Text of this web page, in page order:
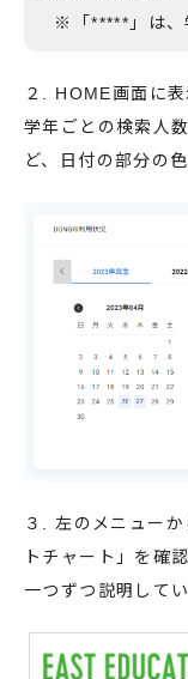
※「*****」は、
２. HOME画面に
学年ごとの検索人
ど、日付の部分の
３. 左のメニュー
トチャート」を確
一つずつ説明してい